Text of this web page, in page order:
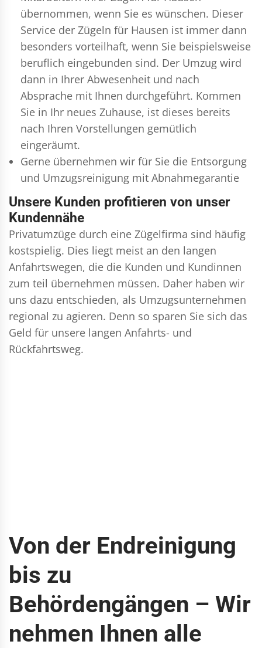
übernommen, wenn Sie es wünschen. Dieser
Service der Zügeln für Hausen ist immer dann
besonders vorteilhaft, wenn Sie beispielsweise
beruflich eingebunden sind. Der Umzug wird
dann in Ihrer Abwesenheit und nach
Absprache mit Ihnen durchgeführt. Kommen
Sie in Ihr neues Zuhause, ist dieses bereits
nach Ihren Vorstellungen gemütlich
eingeräumt.
Gerne übernehmen wir für Sie die Entsorgung
und Umzugsreinigung mit Abnahmegarantie
Unsere Kunden profitieren von unser
Kundennähe
Privatumzüge durch eine Zügelfirma sind häufig
kostspielig. Dies liegt meist an den langen
Anfahrtswegen, die die Kunden und Kundinnen
zum teil übernehmen müssen. Daher haben wir
uns dazu entschieden, als Umzugsunternehmen
regional zu agieren. Denn so sparen Sie sich das
Geld für unsere langen Anfahrts- und
Rückfahrtsweg.
Von der Endreinigung
bis zu
Behördengängen – Wir
nehmen Ihnen alle